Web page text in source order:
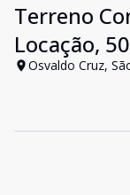
Terreno
Locação,
Osvaldo Cruz,